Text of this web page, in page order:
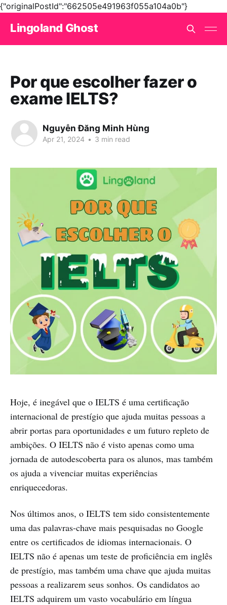
{"originalPostId":"662505e491963f055a104a0b"}
Lingoland Ghost
Por que escolher fazer o
exame IELTS?
Nguyễn Đăng Minh Hùng
Apr 21, 2024 • 3 min read
Hoje, é inegável que o IELTS é uma certificação
internacional de prestígio que ajuda muitas pessoas a
abrir portas para oportunidades e um futuro repleto de
ambições. O IELTS não é visto apenas como uma
jornada de autodescoberta para os alunos, mas também
os ajuda a vivenciar muitas experiências
enriquecedoras.
Nos últimos anos, o IELTS tem sido consistentemente
uma das palavras-chave mais pesquisadas no Google
entre os certificados de idiomas internacionais. O
IELTS não é apenas um teste de proficiência em inglês
de prestígio, mas também uma chave que ajuda muitas
pessoas a realizarem seus sonhos. Os candidatos ao
IELTS adquirem um vasto vocabulário em língua